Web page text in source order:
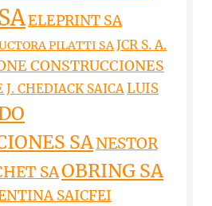
ELEPRINT SA
PILATTI SAJCR S. A.
CONSTRUCCIONES
J. CHEDIACK SAICALUIS
SANESTOR
SAOBRING SA
SAICFEI